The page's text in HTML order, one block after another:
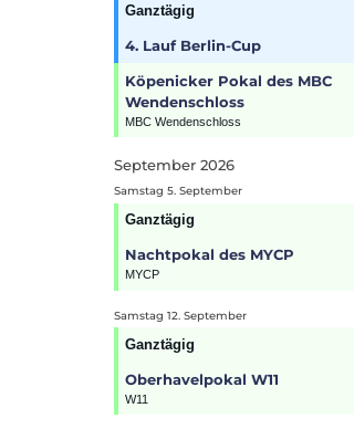
Ganztägig
4. Lauf Berlin-Cup
Köpenicker Pokal des MBC
Wendenschloss
MBC Wendenschloss
September 2026
Samstag 5. September
Ganztägig
Nachtpokal des MYCP
MYCP
Samstag 12. September
Ganztägig
Oberhavelpokal W11
W11